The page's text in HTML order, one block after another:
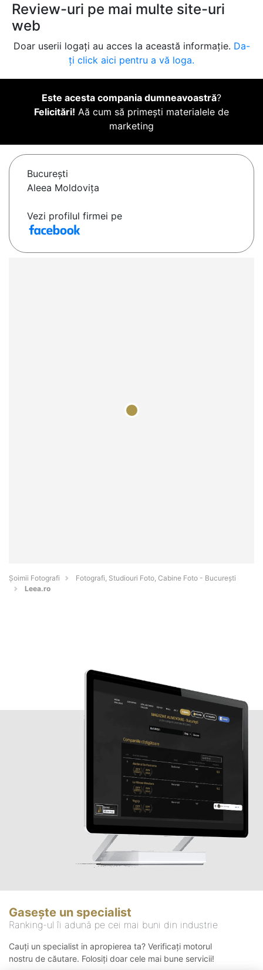
Review-uri pe mai multe site-uri
web
Doar userii logați au acces la această informație. Da-
ți click aici pentru a vă loga.
Este acesta compania dumneavoastră?
Felicitări! Aă cum să primești materialele de
marketing
Bucureşti
Aleea Moldoviţa
Vezi profilul firmei pe
Șoimii Fotografi
Fotografi, Studiouri Foto, Cabine Foto - Bucureşti
Leea.ro
Gasește un specialist
Ranking-ul îi adună pe cei mai buni din industrie
Cauți un specialist in apropierea ta? Verificați motorul
nostru de căutare. Folosiți doar cele mai bune servicii!